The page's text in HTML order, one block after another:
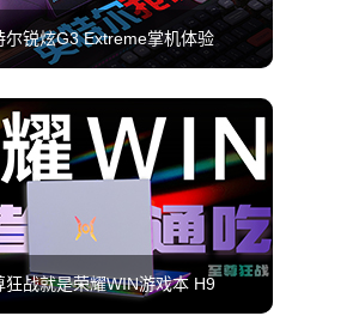
尔锐炫G3 Extreme掌机体验
狂战就是荣耀WIN游戏本 H9